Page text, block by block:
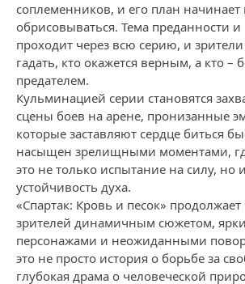
соплеменников, и его план начинает
обрисовываться. Тема преданности и
проходит через всю серию, и
гадать, кто окажется верным, а кто –
предателем.
Кульминацией серии становятся
сцены боев на арене, пронизанные
которые заставляют сердце биться
насыщен зрелищными моментами,
это не только испытание на силу, но
устойчивость духа.
«Спартак: Кровь и песок» продолжает
зрителей динамичным сюжетом,
персонажами и неожиданными
это не просто история о борьбе за
глубокая драма о человеческой